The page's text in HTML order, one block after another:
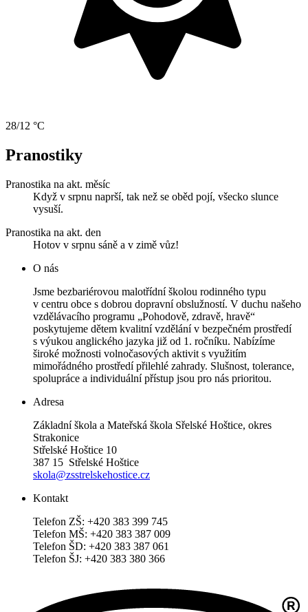
28/12 °C
Pranostiky
Pranostika na akt. měsíc
Když v srpnu naprší, tak než se oběd pojí, všecko slunce
vysuší.
Pranostika na akt. den
Hotov v srpnu sáně a v zimě vůz!
O nás
Jsme bezbariérovou malotřídní školou rodinného typu
v centru obce s dobrou dopravní obslužností. V duchu našeho
vzdělávacího programu „Pohodově, zdravě, hravě“
poskytujeme dětem kvalitní vzdělání v bezpečném prostředí
s výukou anglického jazyka již od 1. ročníku. Nabízíme
široké možnosti volnočasových aktivit s využitím
mimořádného prostředí přilehlé zahrady. Slušnost, tolerance,
spolupráce a individuální přístup jsou pro nás prioritou.
Adresa
Základní škola a Mateřská škola Sřelské Hoštice, okres
Strakonice
Střelské Hoštice 10
387 15 Střelské Hoštice
skola@zsstrelskehostice.cz
Kontakt
Telefon ZŠ: +420 383 399 745
Telefon MŠ: +420 383 387 009
Telefon ŠD: +420 383 387 061
Telefon ŠJ: +420 383 380 366